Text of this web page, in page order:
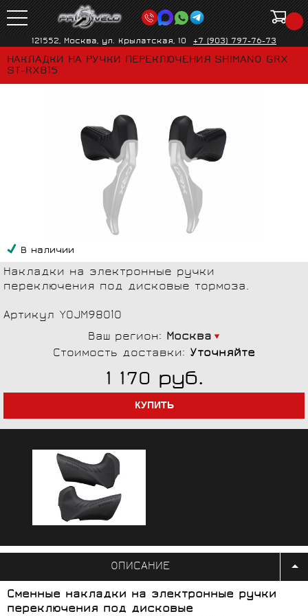
121552, Москва, ул. Крылатская, 10 +7 (903) 797-76-73
НАКЛАДКИ НА РУЧКИ ПЕРЕКЛЮЧЕНИЯ SHIMANO GRX
ST-RX815
В наличии
Накладки на электронные ручки
переключения под дисковые тормоза.
Артикул Y0JM98010
Ваш регион: Москва
Стоимость доставки: Уточняйте
1 170 руб.
ОПИСАНИЕ
Сменные накладки на электронные ручки
переключения под дисковые